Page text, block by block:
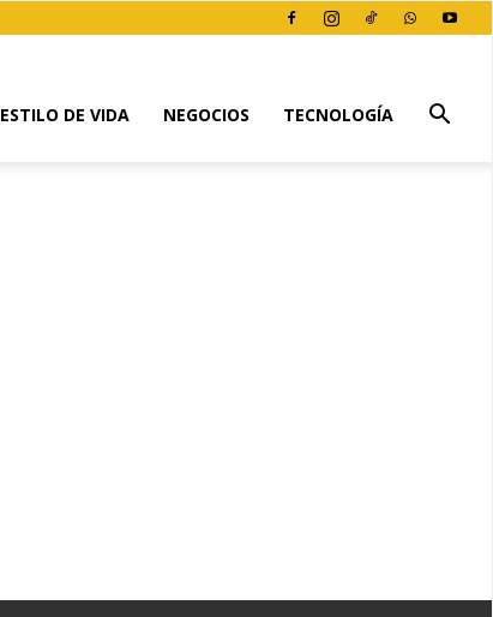
ESTILO DE VIDA NEGOCIOS TECNOLOGÍA